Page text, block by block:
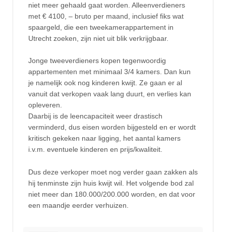
niet meer gehaald gaat worden. Alleenverdieners
met € 4100, – bruto per maand, inclusief fiks wat
spaargeld, die een tweekamerappartement in
Utrecht zoeken, zijn niet uit blik verkrijgbaar.
Jonge tweeverdieners kopen tegenwoordig
appartementen met minimaal 3/4 kamers. Dan kun
je namelijk ook nog kinderen kwijt. Ze gaan er al
vanuit dat verkopen vaak lang duurt, en verlies kan
opleveren.
Daarbij is de leencapaciteit weer drastisch
verminderd, dus eisen worden bijgesteld en er wordt
kritisch gekeken naar ligging, het aantal kamers
i.v.m. eventuele kinderen en prijs/kwaliteit.
Dus deze verkoper moet nog verder gaan zakken als
hij tenminste zijn huis kwijt wil. Het volgende bod zal
niet meer dan 180.000/200.000 worden, en dat voor
een maandje eerder verhuizen.